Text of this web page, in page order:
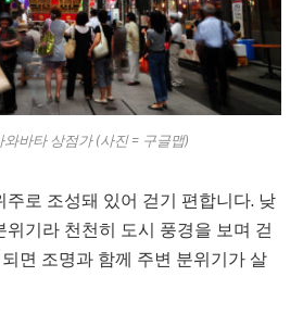
바타 상점가 (사진 = 구글맵)
주로 조성돼 있어 걷기 편합니다. 낮
위기라 천천히 도시 풍경을 보며 걷
면 조명과 함께 주변 분위기가 살